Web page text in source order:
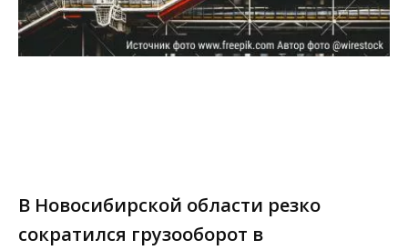
В Новосибирской области резко
сократился грузооборот в